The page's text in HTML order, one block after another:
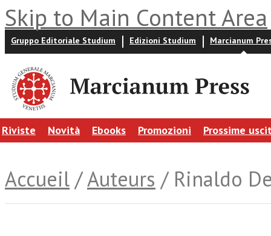
Skip to Main Content Area
Gruppo Editoriale Studium Edizioni Studium Marcianum
Riviste Novità Ebooks Promozioni Prossime
Accueil /Auteurs / Rinaldo